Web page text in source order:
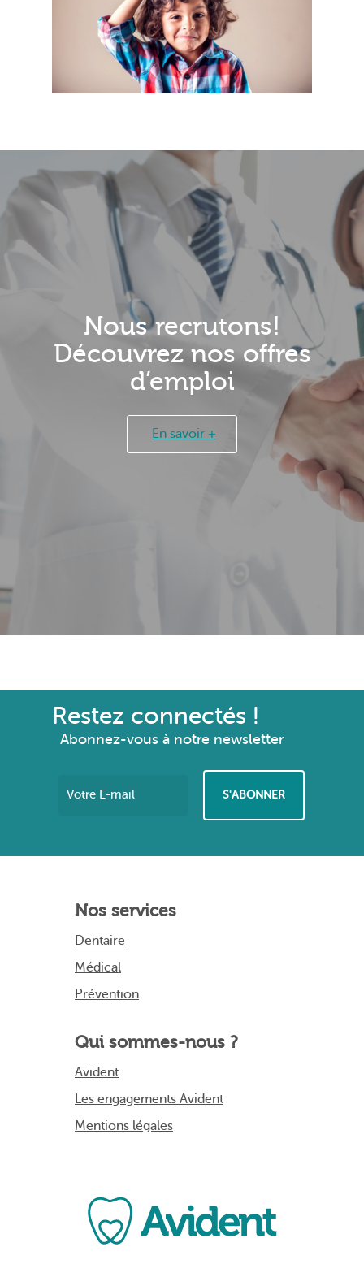
Nous recrutons!
Découvrez nos offres
d’emploi
En savoir +
Restez connectés !
Abonnez-vous à notre newsletter
Nos services
Dentaire
Médical
Prévention
Qui sommes-nous ?
Avident
Les engagements Avident
Mentions légales